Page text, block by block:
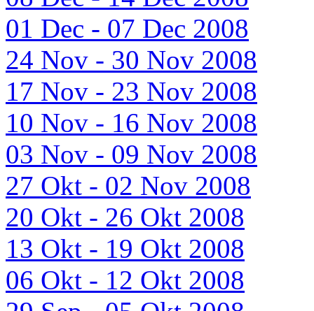
01 Dec - 07 Dec 2008
24 Nov - 30 Nov 2008
17 Nov - 23 Nov 2008
10 Nov - 16 Nov 2008
03 Nov - 09 Nov 2008
27 Okt - 02 Nov 2008
20 Okt - 26 Okt 2008
13 Okt - 19 Okt 2008
06 Okt - 12 Okt 2008